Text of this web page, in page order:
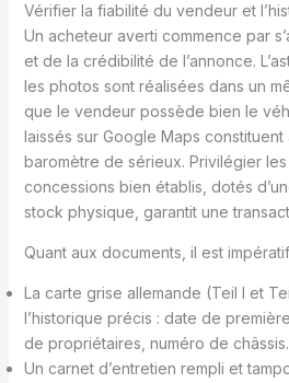
Vérifier la fiabilité du vendeur et
Un acheteur averti commence par
et de la crédibilité de l’annonce.
les photos sont réalisées dans un
que le vendeur possède bien le
laissés sur Google Maps
baromètre de sérieux. Privilégier
concessions bien établis, dotés
stock physique, garantit une
Quant aux documents, il est
La carte grise allemande (Teil I et
l’historique précis : date de
de propriétaires, numéro de
Un carnet d’entretien rempli et